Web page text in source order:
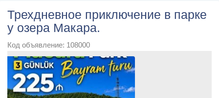
Трехдневное приключение в парке
у озера Макара.
Код объявление: 108000